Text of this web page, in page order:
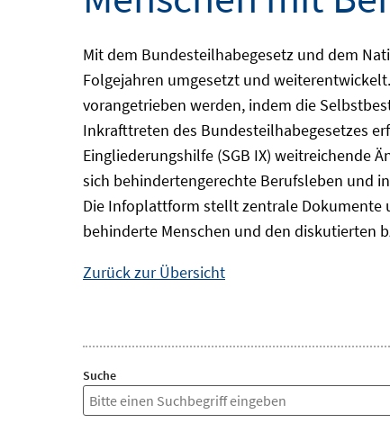
Mit dem Bundesteilhabegesetz und dem
Folgejahren umgesetzt und
vorangetrieben werden, indem die
Inkrafttreten des Bundesteilhabegesetzes
Eingliederungshilfe (SGB IX) weitreichende
sich behindertengerechte Berufsleben und
Die Infoplattform stellt zentrale Dokumente
behinderte Menschen und den diskutierten
Zurück zur Übersicht
Suche